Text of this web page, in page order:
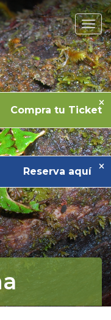
Compra tu Ticket
Reserva aquí